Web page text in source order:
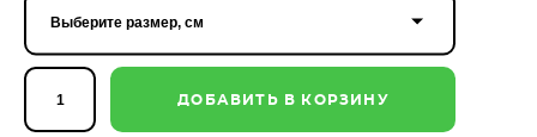
Выберите размер, см
ДОБАВИТЬ В КОРЗИНУ